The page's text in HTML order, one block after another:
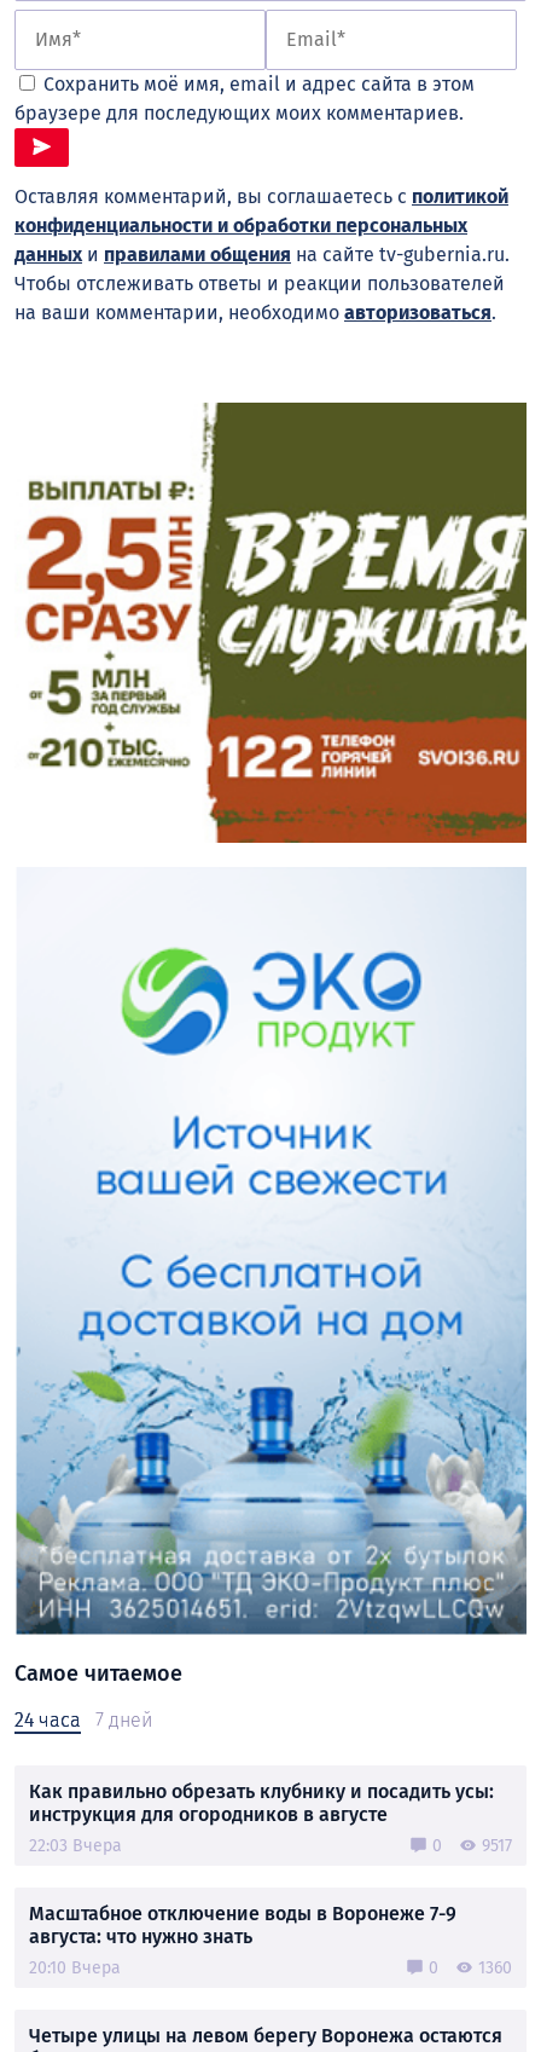
Сохранить моё имя, email и адрес сайта в этом
браузере для последующих моих комментариев.
Оставляя комментарий, вы соглашаетесь с политикой
конфиденциальности и обработки персональных
данных и правилами общения на сайте tv-gubernia.ru.
Чтобы отслеживать ответы и реакции пользователей
на ваши комментарии, необходимо авторизоваться.
Самое читаемое
24 часа 7 дней
Как правильно обрезать клубнику и посадить усы:
инструкция для огородников в августе
22:03 Вчера 0 9517
Масштабное отключение воды в Воронеже 7-9
августа: что нужно знать
20:10 Вчера 0 1360
Четыре улицы на левом берегу Воронежа остаются